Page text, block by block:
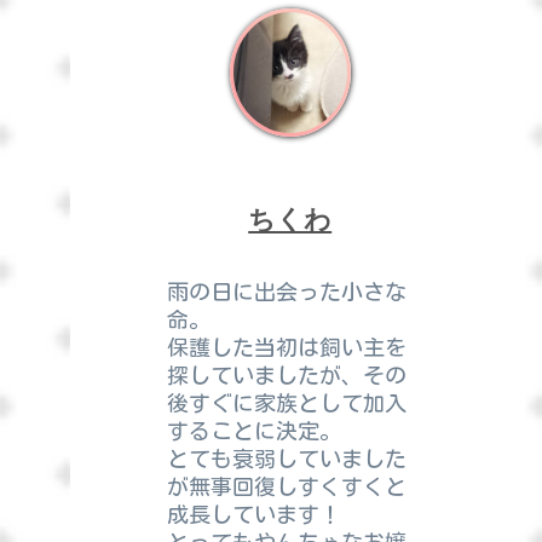
ちくわ
雨の日に出会った小さな
命。
保護した当初は飼い主を
探していましたが、その
後すぐに家族として加入
することに決定。
とても衰弱していました
が無事回復しすくすくと
成長しています！